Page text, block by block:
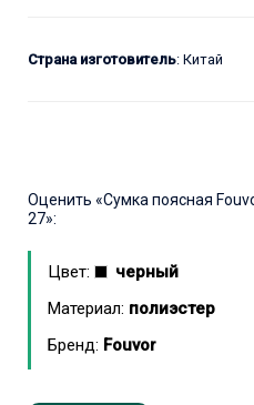
Страна изготовитель: Китай
Оценить «Сумка поясная
27»:
Цвет:
черный
Материал: полиэстер
Бренд: Fouvor